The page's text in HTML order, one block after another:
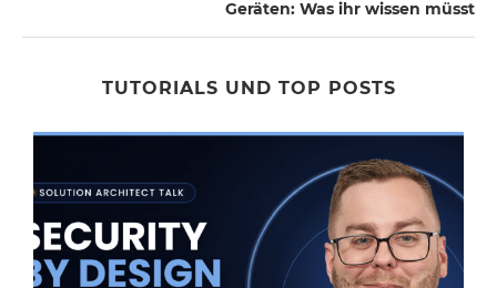
Geräten: Was ihr wissen müsst
TUTORIALS UND TOP POSTS